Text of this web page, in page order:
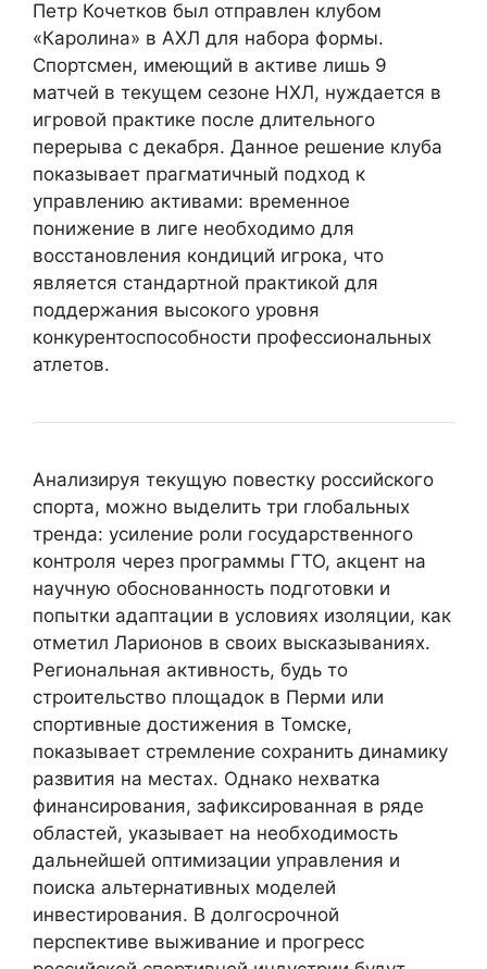
Петр Кочетков был отправлен клубом
«Каролина» в АХЛ для набора формы.
Спортсмен, имеющий в активе лишь 9
матчей в текущем сезоне НХЛ, нуждается в
игровой практике после длительного
перерыва с декабря. Данное решение клуба
показывает прагматичный подход к
управлению активами: временное
понижение в лиге необходимо для
восстановления кондиций игрока, что
является стандартной практикой для
поддержания высокого уровня
конкурентоспособности профессиональных
атлетов.
Анализируя текущую повестку российского
спорта, можно выделить три глобальных
тренда: усиление роли государственного
контроля через программы ГТО, акцент на
научную обоснованность подготовки и
попытки адаптации в условиях изоляции, как
отметил Ларионов в своих высказываниях.
Региональная активность, будь то
строительство площадок в Перми или
спортивные достижения в Томске,
показывает стремление сохранить динамику
развития на местах. Однако нехватка
финансирования, зафиксированная в ряде
областей, указывает на необходимость
дальнейшей оптимизации управления и
поиска альтернативных моделей
инвестирования. В долгосрочной
перспективе выживание и прогресс